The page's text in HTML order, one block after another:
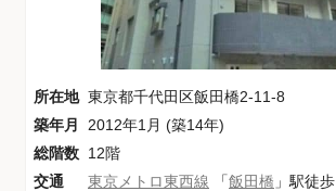
所在地 東京都千代田区飯田橋2-11-8
築年月
2012年1月 (築14年)
総階数 12階
交通
東京メトロ東西線 「飯田橋 」駅徒歩